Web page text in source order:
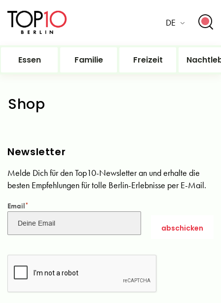
DE
Essen Familie Freizeit
Shop
Newsletter
Melde Dich für den Top10-Newsletter an und erhalte die
besten Empfehlungen für tolle Berlin-Erlebnisse per E-Mail.
Email*